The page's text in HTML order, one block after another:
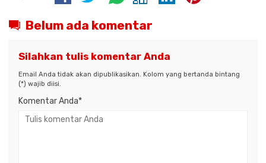
Belum ada komentar
Silahkan tulis komentar Anda
Email Anda tidak akan dipublikasikan. Kolom yang bertanda bintang
(*) wajib diisi.
Komentar Anda*